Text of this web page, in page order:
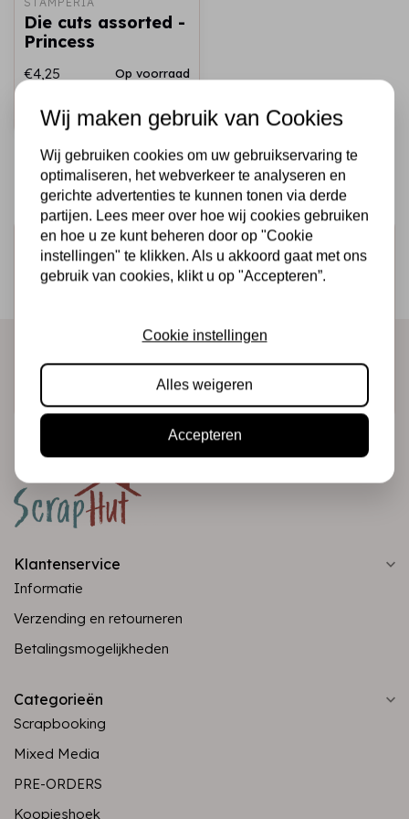
Die cuts assorted -
Princess
€4,25 Op voorraad
Snel toevoegen
Schrijf je in voor de nieuwsbrief
Ontvang als eerste onze actie en nieuwe producten
Klantenservice
Informatie
Verzending en retourneren
Betalingsmogelijkheden
Categorieën
Scrapbooking
Mixed Media
PRE-ORDERS
Koopjeshoek
Wij maken gebruik van Cookies
Wij gebruiken cookies om uw gebruikservaring te
optimaliseren, het webverkeer te analyseren en
gerichte advertenties te kunnen tonen via derde
partijen. Lees meer over hoe wij cookies gebruiken
en hoe u ze kunt beheren door op "Cookie
instellingen" te klikken. Als u akkoord gaat met ons
gebruik van cookies, klikt u op "Accepteren”.
Cookie instellingen
Alles weigeren
Accepteren